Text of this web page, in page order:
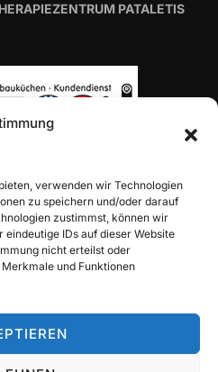
verwenden wir Technologien
zu speichern und/oder darauf
zustimmst, können wir
IDs auf dieser Website
nicht erteilst oder
und Funktionen
PATALETIS
GENERALVERTRETUNG
TRITZ